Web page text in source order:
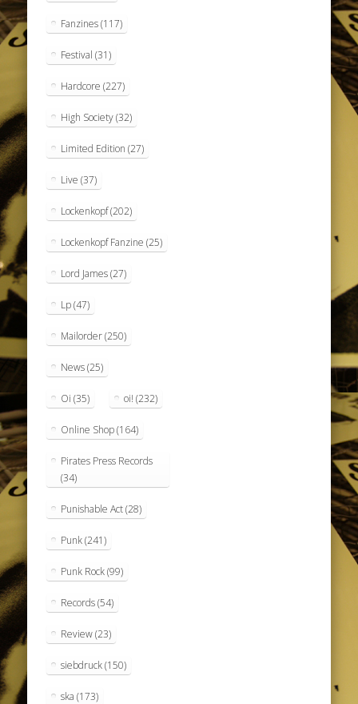
Fanzines(117)
Festival (31)
Hardcore (227)
High Society(32)
Limited Edition (27)
Live (37)
Lockenkopf(202)
Lockenkopf Fanzine (25)
Lord James(27)
Lp(47)
Mailorder(250)
News(25)
Oi (35) oi! (232)
Online Shop(164)
Pirates Press Records
(34)
Punishable Act(28)
Punk(241)
Punk Rock(99)
Records(54)
Review(23)
siebdruck(150)
ska (173)